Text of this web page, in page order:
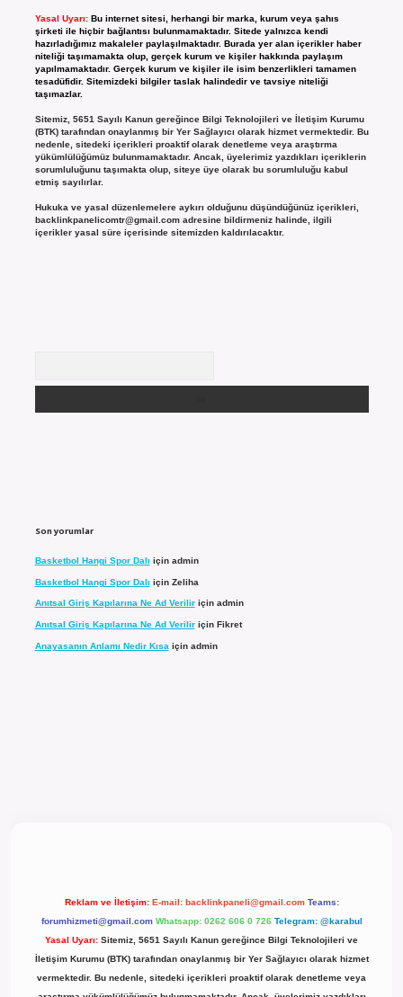
Yasal Uyarı: Bu internet sitesi, herhangi bir marka, kurum veya şahıs
şirketi ile hiçbir bağlantısı bulunmamaktadır. Sitede yalnızca kendi
hazırladığımız makaleler paylaşılmaktadır. Burada yer alan içerikler haber
niteliği taşımamakta olup, gerçek kurum ve kişiler hakkında paylaşım
yapılmamaktadır. Gerçek kurum ve kişiler ile isim benzerlikleri tamamen
tesadüfidir. Sitemizdeki bilgiler taslak halindedir ve tavsiye niteliği
taşımazlar.
Sitemiz, 5651 Sayılı Kanun gereğince Bilgi Teknolojileri ve İletişim Kurumu
(BTK) tarafından onaylanmış bir Yer Sağlayıcı olarak hizmet vermektedir. Bu
nedenle, sitedeki içerikleri proaktif olarak denetleme veya araştırma
yükümlülüğümüz bulunmamaktadır. Ancak, üyelerimiz yazdıkları içeriklerin
sorumluluğunu taşımakta olup, siteye üye olarak bu sorumluluğu kabul
etmiş sayılırlar.
Hukuka ve yasal düzenlemelere aykırı olduğunu düşündüğünüz içerikleri,
backlinkpanelicomtr@gmail.comadresine bildirmeniz halinde, ilgili
içerikler yasal süre içerisinde sitemizden kaldırılacaktır.
Son yorumlar
Basketbol Hangi Spor Dalı için admin
Basketbol Hangi Spor Dalı için Zeliha
Anıtsal Giriş Kapılarına Ne Ad Veriliriçin admin
Anıtsal Giriş Kapılarına Ne Ad Veriliriçin Fikret
Anayasanın Anlamı Nedir Kısa için admin
Reklam ve İletişim: E-mail: backlinkpaneli@gmail.com Teams:
forumhizmeti@gmail.com Whatsapp: 0262 606 0 726 Telegram: @karabul
Yasal Uyarı: Sitemiz, 5651 Sayılı Kanun gereğince Bilgi Teknolojileri ve
İletişim Kurumu (BTK) tarafından onaylanmış bir Yer Sağlayıcı olarak hizmet
vermektedir. Bu nedenle, sitedeki içerikleri proaktif olarak denetleme veya